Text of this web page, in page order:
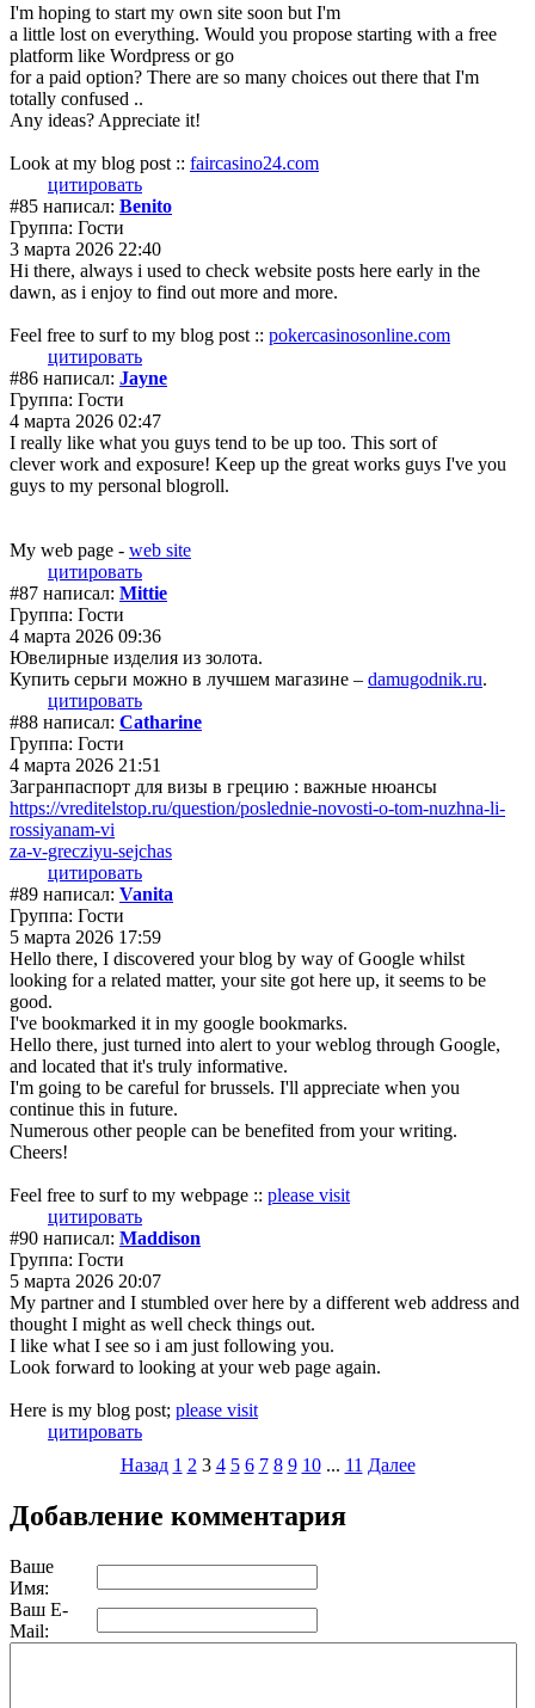
I'm hoping to start my own site soon but I'm
a little lost on everything. Would you propose starting with a free
platform like Wordpress or go
for a paid option? There are so many choices out there that I'm
totally confused ..
Any ideas? Appreciate it!
Look at my blog post :: faircasino24.com
цитировать
#85 написал: Benito
Группа: Гости
3 марта 2026 22:40
Hi there, always i used to check website posts here early in the
dawn, as i enjoy to find out more and more.
Feel free to surf to my blog post :: pokercasinosonline.com
цитировать
#86 написал: Jayne
Группа: Гости
4 марта 2026 02:47
I really like what you guys tend to be up too. This sort of
clever work and exposure! Keep up the great works guys I've you
guys to my personal blogroll.
My web page - web site
цитировать
#87 написал: Mittie
Группа: Гости
4 марта 2026 09:36
Ювелирные изделия из золота.
Купить серьги можно в лучшем магазине – damugodnik.ru.
цитировать
#88 написал: Catharine
Группа: Гости
4 марта 2026 21:51
Загранпаспорт для визы в грецию : важные нюансы
https://vreditelstop.ru/question/poslednie-novosti-o-tom-nuzhna-li-
rossiyanam-vi
za-v-grecziyu-sejchas
цитировать
#89 написал: Vanita
Группа: Гости
5 марта 2026 17:59
Hello there, I discovered your blog by way of Google whilst
looking for a related matter, your site got here up, it seems to be
good.
I've bookmarked it in my google bookmarks.
Hello there, just turned into alert to your weblog through Google,
and located that it's truly informative.
I'm going to be careful for brussels. I'll appreciate when you
continue this in future.
Numerous other people can be benefited from your writing.
Cheers!
Feel free to surf to my webpage :: please visit
цитировать
#90 написал: Maddison
Группа: Гости
5 марта 2026 20:07
My partner and I stumbled over here by a different web address and
thought I might as well check things out.
I like what I see so i am just following you.
Look forward to looking at your web page again.
Here is my blog post; please visit
цитировать
Назад 1 2 3 4 5 6 7 8 9 10 ... 11 Далее
Добавление комментария
Ваше
Имя:
Ваш E-
Mail: